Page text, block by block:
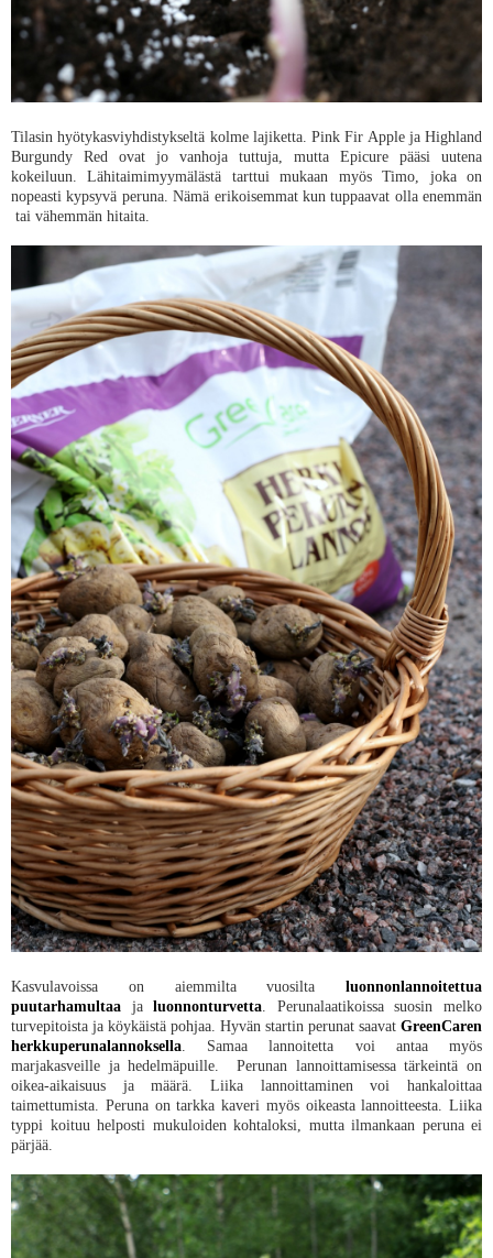
Tilasin hyötykasviyhdistykseltä kolme lajiketta. Pink Fir Apple ja Highland
Burgundy Red ovat jo vanhoja tuttuja, mutta Epicure pääsi uutena
kokeiluun. Lähitaimimyymälästä tarttui mukaan myös Timo, joka on
nopeasti kypsyvä peruna. Nämä erikoisemmat kun tuppaavat olla enemmän
tai vähemmän hitaita.
Kasvulavoissa on aiemmilta vuosilta luonnonlannoitettua
puutarhamultaa jaluonnonturvetta . Perunalaatikoissa suosin melko
turvepitoista ja köykäistä pohjaa. Hyvän startin perunat saavat GreenCaren
herkkuperunalannoksella . Samaa lannoitetta voi antaa myös
marjakasveille ja hedelmäpuille. Perunan lannoittamisessa tärkeintä on
oikea-aikaisuus ja määrä. Liika lannoittaminen voi hankaloittaa
taimettumista. Peruna on tarkka kaveri myös oikeasta lannoitteesta. Liika
typpi koituu helposti mukuloiden kohtaloksi, mutta ilmankaan peruna ei
pärjää.